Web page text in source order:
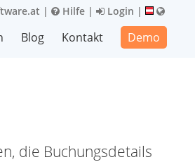
| Hilfe | Login |
Blog Kontakt Demo
die Buchungsdetails